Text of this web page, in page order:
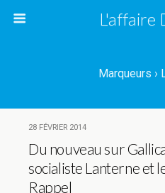
L'affaire
Marqueurs ›
28 FÉVRIER 2014
Du nouveau sur
socialiste Lanterne et
Rappel